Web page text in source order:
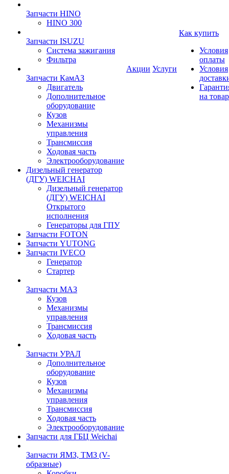
Запчасти HINO
HINO 300
Запчасти ISUZU
Система зажигания
Фильтра
Запчасти КамАЗ
Двигатель
Дополнительное
оборудование
Кузов
Механизмы
управления
Трансмиссия
Ходовая часть
Электрооборудование
Дизельный генератор
(ДГУ) WEICHAI
Дизельный генератор
(ДГУ) WEICHAI
Открытого
исполнения
Генераторы для ГПУ
Запчасти FOTON
Запчасти YUTONG
Запчасти IVECO
Генератор
Стартер
Запчасти МАЗ
Кузов
Механизмы
управления
Трансмиссия
Ходовая часть
Запчасти УРАЛ
Дополнительное
оборудование
Кузов
Механизмы
управления
Трансмиссия
Ходовая часть
Электрооборудование
Запчасти для ГБЦ Weichai
Запчасти ЯМЗ, ТМЗ (V-
образные)
Акции Услуги
Как купить
Условия
оплаты
Условия
на товар